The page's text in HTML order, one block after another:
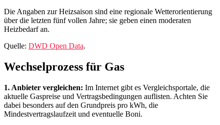
Die Angaben zur Heizsaison sind eine regionale Wetterorientierung
über die letzten fünf vollen Jahre; sie geben einen moderaten
Heizbedarf an.
Quelle: DWD Open Data.
Wechselprozess für Gas
1. Anbieter vergleichen: Im Internet gibt es Vergleichsportale, die
aktuelle Gaspreise und Vertragsbedingungen auflisten. Achten Sie
dabei besonders auf den Grundpreis pro kWh, die
Mindestvertragslaufzeit und eventuelle Boni.